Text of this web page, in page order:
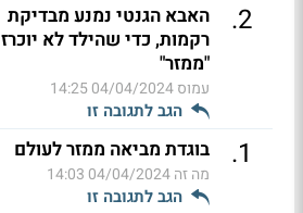
2
.
האבא הגנטי נמנע מבדיקת
רקמות, כדי שהילד לא יוכרז
"ממזר"
עמוס04/04/2024 14:25
הגב לתגובה זו
1
. בוגדת מביאה ממזר לעולם
מה זה04/04/2024 14:03
הגב לתגובה זו